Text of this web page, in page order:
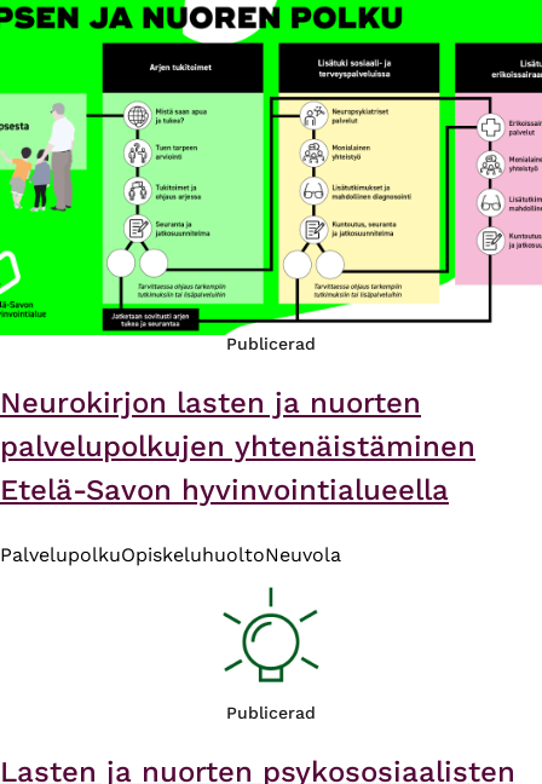
Publicerad
Neurokirjon lasten ja nuorten
palvelupolkujen yhtenäistäminen
Etelä-Savon hyvinvointialueella
PalvelupolkuOpiskeluhuoltoNeuvola
Publicerad
Lasten ja nuorten psykososiaalisten